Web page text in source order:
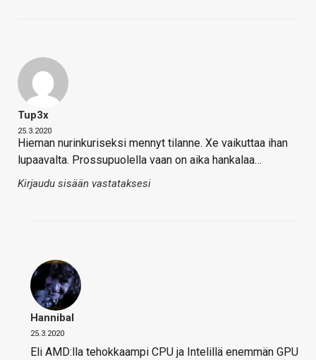
Tup3x
25.3.2020
Hieman nurinkuriseksi mennyt tilanne. Xe vaikuttaa ihan
lupaavalta. Prossupuolella vaan on aika hankalaa…
Kirjaudu sisään vastataksesi
Hannibal
25.3.2020
Eli AMD:lla tehokkaampi CPU ja Intelillä enemmän GPU